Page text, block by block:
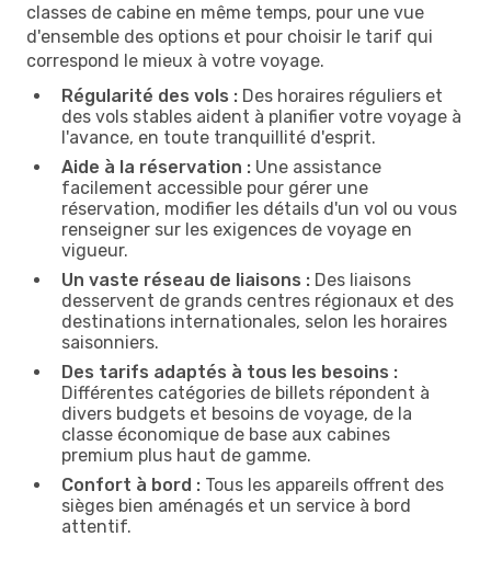
classes de cabine en même temps, pour une vue
d'ensemble des options et pour choisir le tarif qui
correspond le mieux à votre voyage.
Régularité des vols : Des horaires réguliers et
des vols stables aident à planifier votre voyage à
l'avance, en toute tranquillité d'esprit.
Aide à la réservation : Une assistance
facilement accessible pour gérer une
réservation, modifier les détails d'un vol ou vous
renseigner sur les exigences de voyage en
vigueur.
Un vaste réseau de liaisons : Des liaisons
desservent de grands centres régionaux et des
destinations internationales, selon les horaires
saisonniers.
Des tarifs adaptés à tous les besoins :
Différentes catégories de billets répondent à
divers budgets et besoins de voyage, de la
classe économique de base aux cabines
premium plus haut de gamme.
Confort à bord : Tous les appareils offrent des
sièges bien aménagés et un service à bord
attentif.